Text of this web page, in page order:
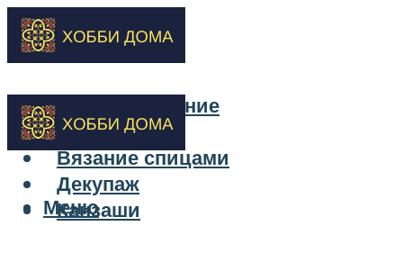
Бисероплетение
Вышивка
Вязание спицами
Декупаж
Канзаши
Меню